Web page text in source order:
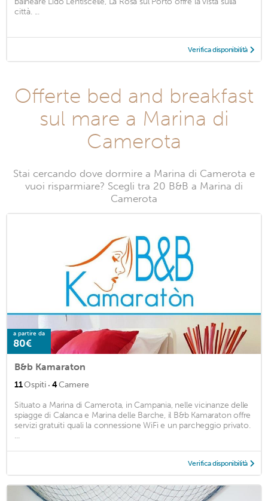
città. ...
Verifica disponibilità
Offerte bed and breakfast
sul mare a Marina di
Camerota
Stai cercando dove dormire a Marina di Camerota e
vuoi risparmiare? Scegli tra 20 B&B a Marina di
Camerota
a partire da
80€
B&b Kamaraton
11Ospiti · 4Camere
Situato a Marina di Camerota, in Campania, nelle vicinanze delle
spiagge di Calanca e Marina delle Barche, il B&b Kamaraton offre
servizi gratuiti quali la connessione WiFi e un parcheggio privato.
...
Verifica disponibilità